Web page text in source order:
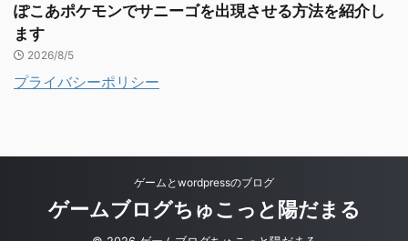
ぽこあポケモンでサニーゴを出現させる方法を紹介し
ます
2026/8/5
プライバシーポリシー
ゲームとwordpressのブログ
ゲームブログちゅこっと陽だまる